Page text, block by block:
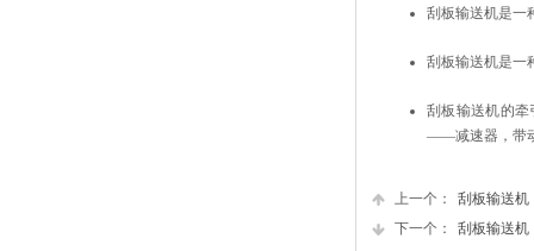
刮板输送机是一
刮板输送机是一
刮板输送机的
——减速器，带
上一个：
刮板输送机
下一个：
刮板输送机